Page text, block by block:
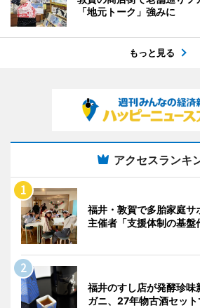
「地元トーク」強みに
もっと見る
アクセスランキ
福井・敦賀で多胎家庭
主催者「支援体制の基盤
福井のすし店が発酵珍
ガニ、27年物古酒セット